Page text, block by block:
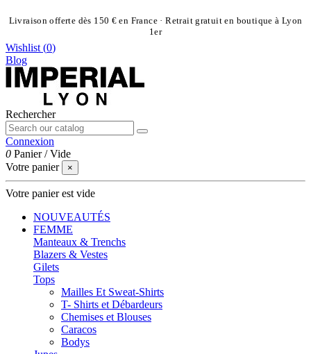
Livraison offerte dès 150 € en France · Retrait gratuit en boutique à Lyon
1er
Wishlist (0)
Blog
Rechercher
Connexion
0 Panier /Vide
Votre panier
×
Votre panier est vide
NOUVEAUTÉS
FEMME
Manteaux & Trenchs
Blazers & Vestes
Gilets
Tops
Mailles Et Sweat-Shirts
T- Shirts et Débardeurs
Chemises et Blouses
Caracos
Bodys